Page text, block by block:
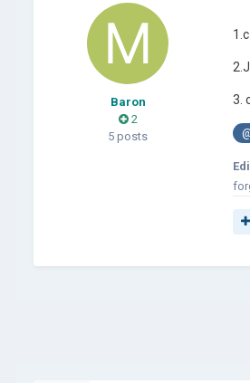
Baron
2
5 posts
3.